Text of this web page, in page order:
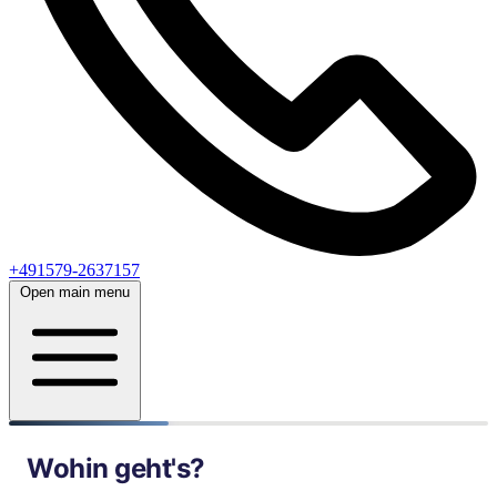
+491579-2637157
Open main menu